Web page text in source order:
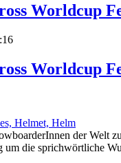
Worldcup
Worldcup
der Welt
die sprichwörtliche